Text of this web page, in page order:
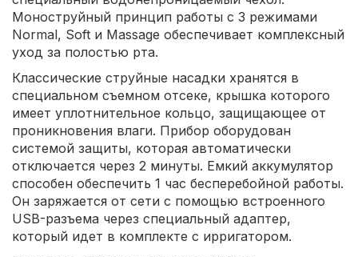
Моноструйный принцип работы с 3 режимами
Normal, Soft и Massage обеспечивает комплексный
уход за полостью рта.
Классические струйные насадки хранятся в
специальном съемном отсеке, крышка которого
имеет уплотнительное кольцо, защищающее от
проникновения влаги. Прибор оборудован
системой защиты, которая автоматически
отключается через 2 минуты. Емкий аккумулятор
способен обеспечить 1 час бесперебойной работы.
Он заряжается от сети с помощью встроенного
USB-разъема через специальный адаптер,
который идет в комплекте с ирригатором.